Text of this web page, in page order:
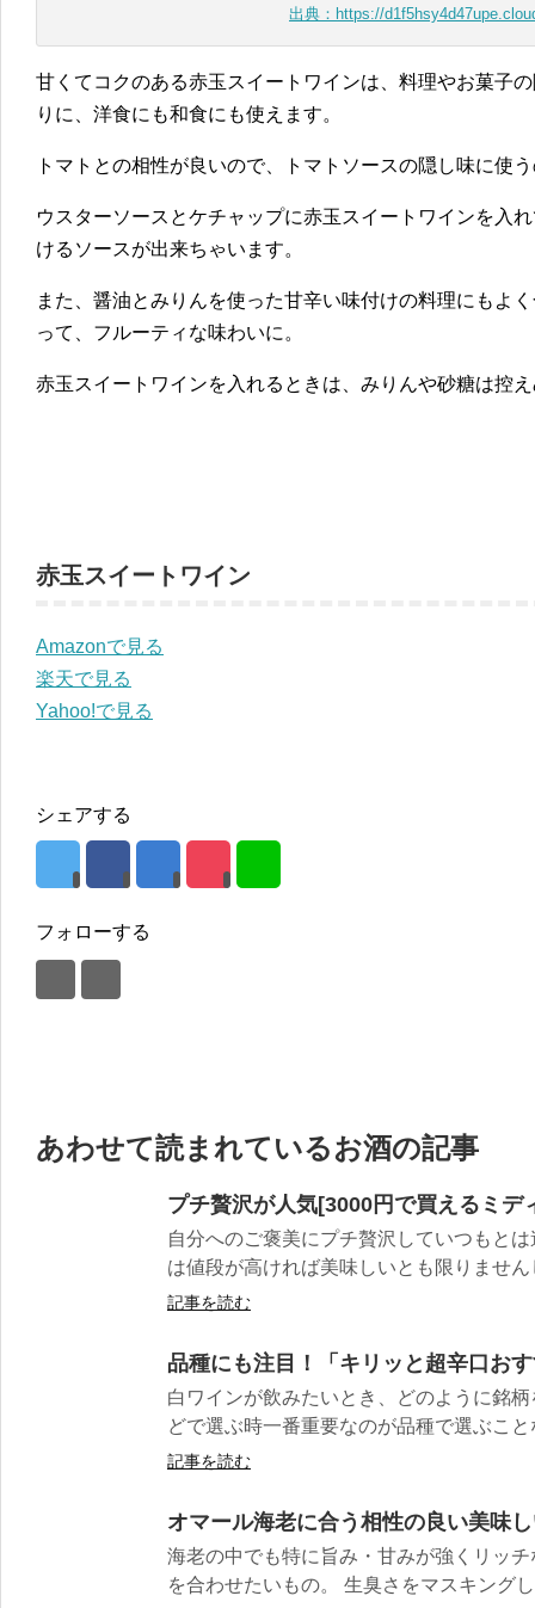
出典：https://
甘くてコクのある赤玉スイートワインは、料理やお菓子
りに、洋食にも和食にも使えます。
トマトとの相性が良いので、トマトソースの隠し味に使
ウスターソースとケチャップに赤玉スイートワインを入
けるソースが出来ちゃいます。
また、醤油とみりんを使った甘辛い味付けの料理にもよ
って、フルーティな味わいに。
赤玉スイートワインを入れるときは、みりんや砂糖は控
赤玉スイートワイン
Amazonで見る
楽天で見る
Yahoo!で見る
シェアする
フォローする
あわせて読まれているお酒の記事
プチ贅沢が人気[3000円で買えるミデ
自分へのご褒美にプチ贅沢していつもと
は値段が高ければ美味しいとも限りませ
記事を読む
品種にも注目！「キリッと超辛口お
白ワインが飲みたいとき、どのように銘
どで選ぶ時一番重要なのが品種で選ぶこ
記事を読む
オマール海老に合う相性の良い美味
海老の中でも特に旨み・甘みが強くリッ
を合わせたいもの。 生臭さをマスキング